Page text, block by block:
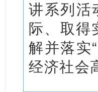
讲系列活
际、取得
解并落实
经济社会